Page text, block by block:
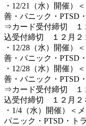
・12/21（水）開催）
善・パニック・PTSD
⇒カード受付締切 １
込受付締切 １２月２
・12/28（水）開催）
善・パニック・PTSD
・12/28（水）開催）
善・パニック・PTSD
⇒カード受付締切 １
込受付締切 １２月２
・1/4（水）開催）＜
パニック・PTSD・ト